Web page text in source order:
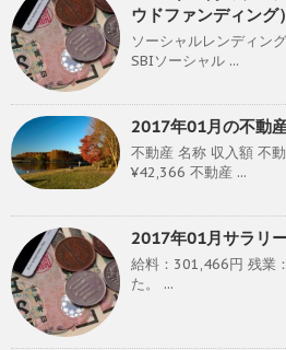
ウドファンディング
ソーシャルレンディン
SBIソーシャル ...
2017年01月の不動
不動産 名称 収入額 不
¥42,366 不動産 ...
2017年01月サラリ
給料：301,466円 残業
た。 ...